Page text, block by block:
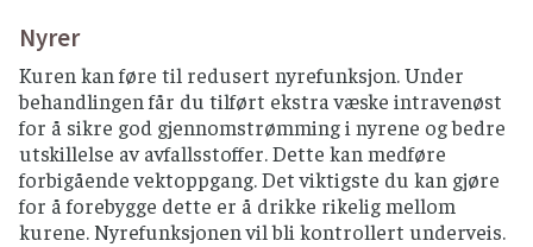
Nyrer
Kuren kan føre til redusert nyrefunksjon. Under
behandlingen får du tilført ekstra væske intravenøst
for å sikre god gjennomstrømming i nyrene og bedre
utskillelse av avfallsstoffer. Dette kan medføre
forbigående vektoppgang. Det viktigste du kan gjøre
for å forebygge dette er å drikke rikelig mellom
kurene. Nyrefunksjonen vil bli kontrollert underveis.